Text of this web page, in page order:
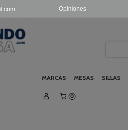
Opiniones
MARCAS MESAS SILLAS
0